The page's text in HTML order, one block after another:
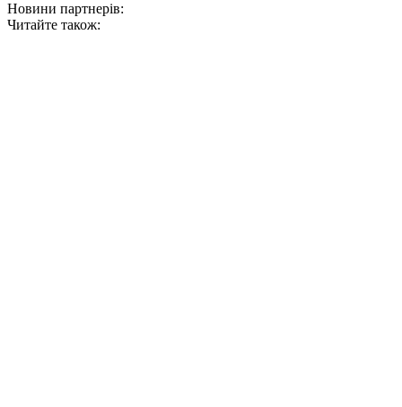
Новини партнерів:
Читайте також: